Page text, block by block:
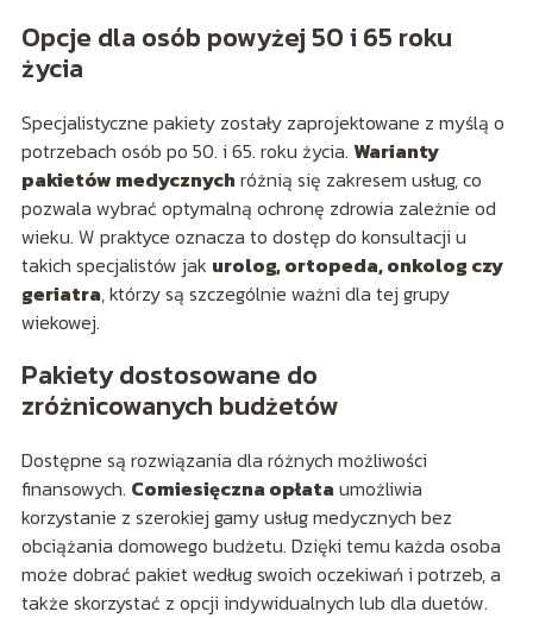
Opcje dla osób powyżej 50 i 65 roku
życia
Specjalistyczne pakiety zostały zaprojektowane z myślą o
potrzebach osób po 50. i 65. roku życia. Warianty
pakietów medycznych różnią się zakresem usług, co
pozwala wybrać optymalną ochronę zdrowia zależnie od
wieku. W praktyce oznacza to dostęp do konsultacji u
takich specjalistów jak urolog, ortopeda, onkolog czy
geriatra, którzy są szczególnie ważni dla tej grupy
wiekowej.
Pakiety dostosowane do
zróżnicowanych budżetów
Dostępne są rozwiązania dla różnych możliwości
finansowych. Comiesięczna opłata umożliwia
korzystanie z szerokiej gamy usług medycznych bez
obciążania domowego budżetu. Dzięki temu każda osoba
może dobrać pakiet według swoich oczekiwań i potrzeb, a
także skorzystać z opcji indywidualnych lub dla duetów.